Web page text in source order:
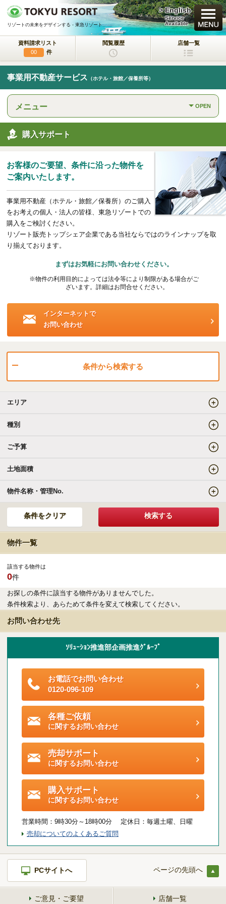
リゾートの未来をデザインする - 東急リゾート
> English
Service
Available
資料請求リスト
00
件
閲覧履歴 店舗一覧
事業用不動産サービス （ホテル・旅館／保養所等）
メニュー OPEN
購入サポート
お客様のご要望、条件に沿った物件を
ご案内いたします。
事業用不動産（ホテル・旅館／保養所）のご購入
をお考えの個人・法人の皆様、東急リゾートでの
購入をご検討ください。
リゾート販売トップシェア企業である当社ならではのラインナップを取
り揃えております。
まずはお気軽にお問い合わせください。
※物件の利用目的によっては法令等により制限がある場合がご
ざいます。詳細はお問合せください。
インターネットで
お問い合わせ
条件から検索する
エリア
種別
ご予算
土地面積
物件名称・管理No.
物件一覧
該当する物件は
0件
お探しの条件に該当する物件がありませんでした。
条件検索より、あらためて条件を変えて検索してください。
お問い合わせ先
ｿﾘｭｰｼｮﾝ推進部企画推進ｸﾞﾙｰﾌﾟ
お電話でお問い合わせ
0120-096-109
各種ご依頼
に関するお問い合わせ
売却サポート
に関するお問い合わせ
購入サポート
に関するお問い合わせ
営業時間： 9時30分～18時00分 定休日： 毎週土曜、日曜
売却についてのよくあるご質問
PCサイトへ ページの先頭へ
ご意見・ご要望 店舗一覧
買いたい
新規・新築マンション
中古物件
一戸建て/マンション/土地
東急ハーヴェストクラブ
会員制リゾートホテル
ホテルコンドミニアム
所有するリゾートから
事業用不動産サービス
（ホテル・旅館／保養所等）
海外事業（ハワイ）
海外事業（フィリピン）
査定をしてほしい
売却方法等について相談したい
仲介でのご売却とは
リゾートSTYLE
リゾートに関する様々なお役立ち情報をお届け
受託販売システム
新着物件お知らせメールに登録
ご契約後アンケートのご案内
各種特典制度のご案内